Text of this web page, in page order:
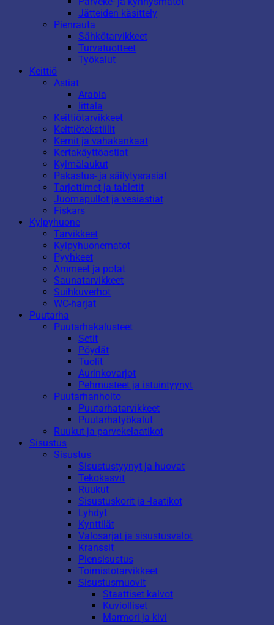
Jätteiden käsittely
Pienrauta
Sähkötarvikkeet
Turvatuotteet
Työkalut
Keittiö
Astiat
Arabia
Iittala
Keittiötarvikkeet
Keittiötekstiilit
Kernit ja vahakankaat
Kertakäyttöastiat
Kylmälaukut
Pakastus- ja säilytysrasiat
Tarjottimet ja tabletit
Juomapullot ja vesiastiat
Fiskars
Kylpyhuone
Tarvikkeet
Kylpyhuonematot
Pyyhkeet
Ammeet ja potat
Saunatarvikkeet
Suihkuverhot
WC-harjat
Puutarha
Puutarhakalusteet
Setit
Pöydät
Tuolit
Aurinkovarjot
Pehmusteet ja istuintyynyt
Puutarhanhoito
Puutarhatarvikkeet
Puutarhatyökalut
Ruukut ja parvekelaatikot
Sisustus
Sisustus
Sisustustyynyt ja huovat
Tekokasvit
Ruukut
Sisustuskorit ja -laatikot
Lyhdyt
Kynttilät
Valosarjat ja sisustusvalot
Kranssit
Piensisustus
Toimistotarvikkeet
Sisustusmuovit
Staattiset kalvot
Kuviolliset
Marmori ja kivi